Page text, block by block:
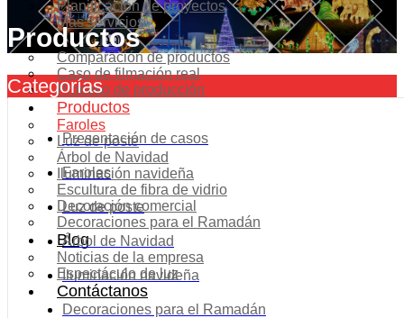
Planificación de proyectos
Más servicios
Solución
Comparación de productos
Caso de filmación real
Proceso de producción
Productos
Faroles
Luz de poste
Árbol de Navidad
Iluminación navideña
Escultura de fibra de vidrio
Decoración comercial
Decoraciones para el Ramadán
Blog
Noticias de la empresa
Espectáculo de luz
Contáctanos
Productos
Categorías
Presentación de casos
Faroles
Luz de poste
Árbol de Navidad
Iluminación navideña
Decoraciones para el Ramadán